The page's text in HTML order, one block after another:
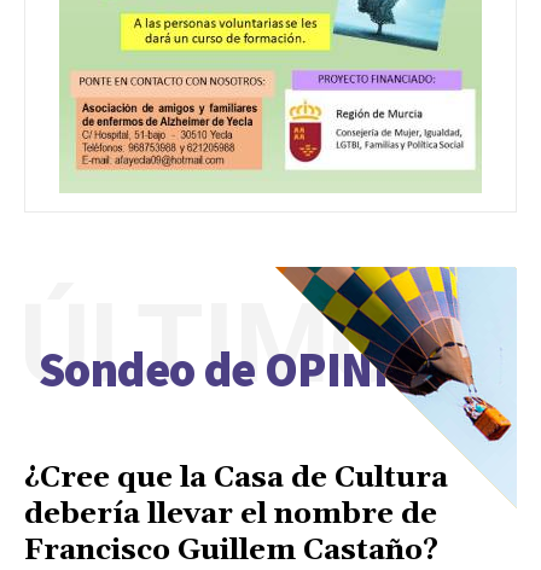
Sondeo de OPINIÓN
ÚLTIMO
¿Cree que la Casa de Cultura
debería llevar el nombre de
Francisco Guillem Castaño?